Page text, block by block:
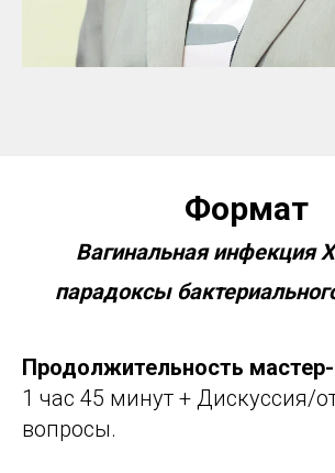
Формат
Вагинальная инфекция
парадоксы
Продолжительность
1 час 45 минут + Дискуссия/
вопросы.